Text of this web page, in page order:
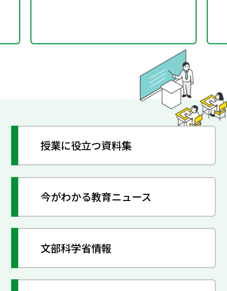
授業に役立つ資料集
今がわかる教育ニュース
文部科学省情報